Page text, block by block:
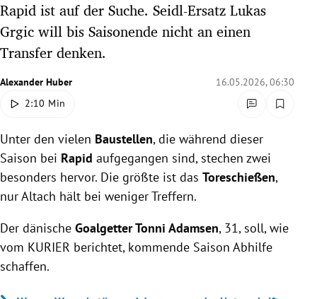
Untermenü
Untermenü
Rapid ist auf der Suche. Seidl-Ersatz Lukas
Grgic will bis Saisonende nicht an einen
Transfer denken.
Alexander Huber
16.05.2026, 06:30
2:10 Min
Unter den vielen Baustellen, die während dieser
Saison bei Rapid aufgegangen sind, stechen zwei
besonders hervor. Die größte ist das Toreschießen,
nur Altach hält bei weniger Treffern.
Der dänische Goalgetter Tonni Adamsen, 31, soll, wie
vom KURIER berichtet, kommende Saison Abhilfe
schaffen.